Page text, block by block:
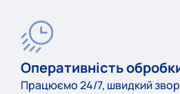
Оперативність
Працюємо 24/7, швидкий